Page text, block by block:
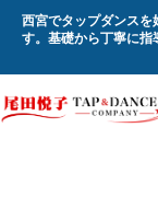
西宮でタップダンスを
す。基礎から丁寧に指